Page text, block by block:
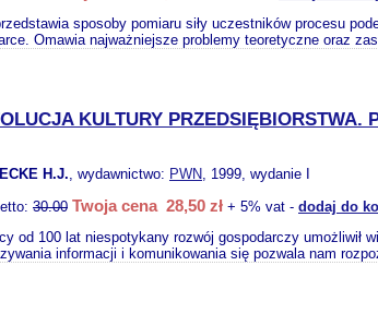
sposoby pomiaru siły uczestników procesu
Omawia najważniejsze problemy teoretyczne oraz
KULTURY PRZEDSIĘBIORSTWA.
H.J., wydawnictwo: PWN, 1999, wydanie I
30.00 Twoja cena 28,50 zł + 5% vat - dodaj do
od 100 lat niespotykany rozwój gospodarczy
informacji i komunikowania się pozwala nam